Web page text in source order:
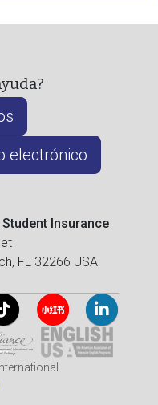
electrónico
Insurance
FL 32266 USA